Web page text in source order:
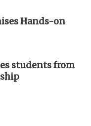
Hands-on
students from